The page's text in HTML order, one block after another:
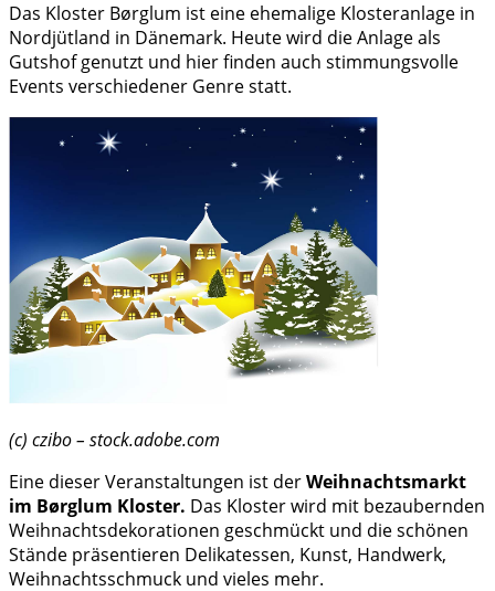
Das Kloster Børglum ist eine ehemalige Klosteranlage in
Nordjütland in Dänemark. Heute wird die Anlage als
Gutshof genutzt und hier finden auch stimmungsvolle
Events verschiedener Genre statt.
(c) czibo – stock.adobe.com
Eine dieser Veranstaltungen ist derWeihnachtsmarkt
im Børglum Kloster. Das Kloster wird mit bezaubernden
Weihnachtsdekorationen geschmückt und die schönen
Stände präsentieren Delikatessen, Kunst, Handwerk,
Weihnachtsschmuck und vieles mehr.